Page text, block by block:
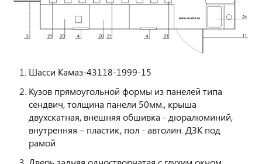
Шасси Камаз-43118-1999-15
Кузов прямоугольной формы из панелей типа
сендвич, толщина панели 50мм., крыша
двухскатная, внешняя обшивка - дюралюминий,
внутренняя – пластик, пол - автолин. ДЗК под
рамой